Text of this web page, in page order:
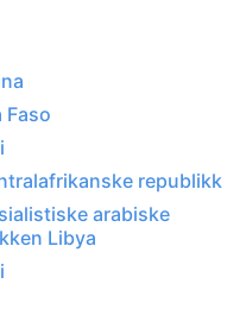
republikk
arabiske
Libya